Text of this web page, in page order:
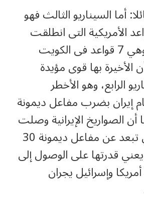
أما السيناريو الثالث فهو
الأمريكية التى انطلقت
منها الطائرات، وهي 7 قواعد فى الكويت
الأخيرة بها قوى مؤيدة
الرابع، وهو الأخطر
إيران بضرب مفاعل ديمونة
أن الصواريخ الإيرانية وصلت
إلى بئر سبع التي تبعد عن مفاعل ديمونة 30
قدرتها على الوصول إلى
وإسرائيل يجران